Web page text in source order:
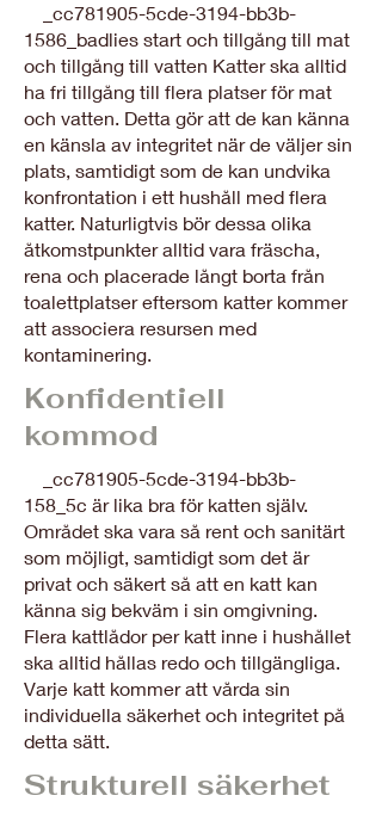
_cc781905-5cde-3194-bb3b-
1586_badlies start och tillgång till mat
och tillgång till vatten Katter ska alltid
ha fri tillgång till flera platser för mat
och vatten. Detta gör att de kan känna
en känsla av integritet när de väljer sin
plats, samtidigt som de kan undvika
konfrontation i ett hushåll med flera
katter. Naturligtvis bör dessa olika
åtkomstpunkter alltid vara fräscha,
rena och placerade långt borta från
toalettplatser eftersom katter kommer
att associera resursen med
kontaminering.
Konfidentiell
kommod
_cc781905-5cde-3194-bb3b-
158_5c är lika bra för katten själv.
Området ska vara så rent och sanitärt
som möjligt, samtidigt som det är
privat och säkert så att en katt kan
känna sig bekväm i sin omgivning.
Flera kattlådor per katt inne i hushållet
ska alltid hållas redo och tillgängliga.
Varje katt kommer att vårda sin
individuella säkerhet och integritet på
detta sätt.
Strukturell säkerhet